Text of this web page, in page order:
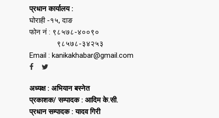
प्रधान कार्यालय :
घोराही -१५, दाङ
फोन नं : ९८५७८-४००९०
९८५७८-३४२५३
Email : kanikakhabar@gmail.com
अध्यक्ष : अभियान बस्नेत
प्रकाशक/ सम्पादक : आदिम के.सी.
प्रधान सम्पादक : यादव गिरी